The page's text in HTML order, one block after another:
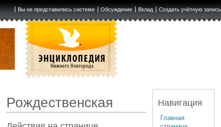
Вы не представились системе Обсуждение Вклад Создать учётную запись
Рождественская Навигация
Главная